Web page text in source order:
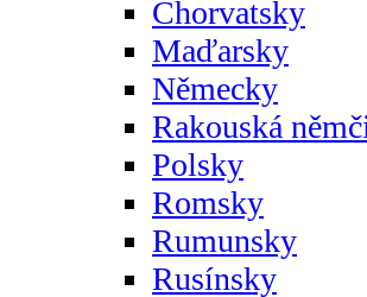
Chorvatsky
Maďarsky
Německy
Rakouská
Polsky
Romsky
Rumunsky
Rusínsky